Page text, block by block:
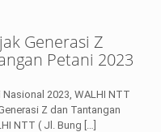
Generasi Z
Petani 2023
2023, WALHI NTT
Z dan Tantangan
NTT ( Jl. Bung